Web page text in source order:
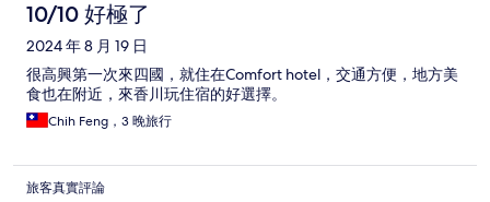
10/10 好極了
2024 年 8 月 19 日
很高興第一次來四國，就住在Comfort hotel，交通方便，地方美
食也在附近，來香川玩住宿的好選擇。
Chih Feng，3 晚旅行
旅客真實評論